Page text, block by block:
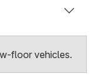
floor vehicles.